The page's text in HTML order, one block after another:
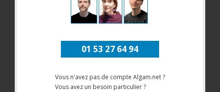
01 53 27 64 94
Vous n'avez pas de compte Algam.net ?
Vous avez un besoin particulier ?